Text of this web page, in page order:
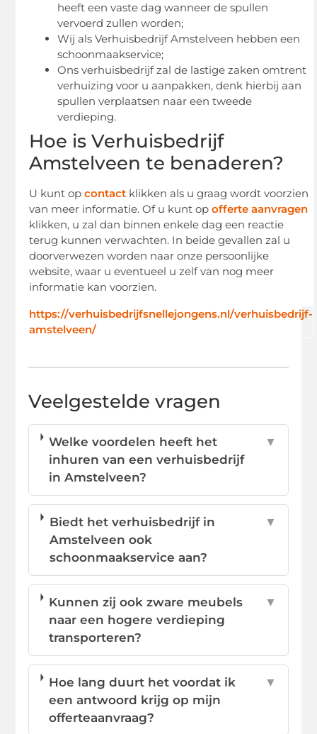
heeft een vaste dag wanneer de spullen
vervoerd zullen worden;
Wij als Verhuisbedrijf Amstelveen hebben een
schoonmaakservice;
Ons verhuisbedrijf zal de lastige zaken omtrent
verhuizing voor u aanpakken, denk hierbij aan
spullen verplaatsen naar een tweede
verdieping.
Hoe is Verhuisbedrijf
Amstelveen te benaderen?
U kunt opcontact klikken als u graag wordt voorzien
van meer informatie. Of u kunt opofferte aanvragen
klikken, u zal dan binnen enkele dag een reactie
terug kunnen verwachten. In beide gevallen zal u
doorverwezen worden naar onze persoonlijke
website, waar u eventueel u zelf van nog meer
informatie kan voorzien.
https://verhuisbedrijfsnellejongens.nl/verhuisbedrijf-
amstelveen/
Veelgestelde vragen
Welke voordelen heeft het
inhuren van een verhuisbedrijf
in Amstelveen?
▼
Biedt het verhuisbedrijf in
Amstelveen ook
schoonmaakservice aan?
▼
Kunnen zij ook zware meubels
naar een hogere verdieping
transporteren?
▼
Hoe lang duurt het voordat ik
een antwoord krijg op mijn
offerteaanvraag?
▼